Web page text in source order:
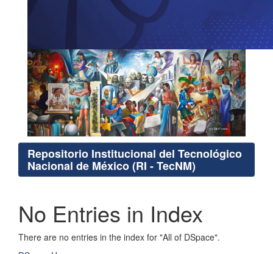
Repositorio Institucional del Tecnológico
Nacional de México (RI - TecNM)
No Entries in Index
There are no entries in the index for "All of DSpace".